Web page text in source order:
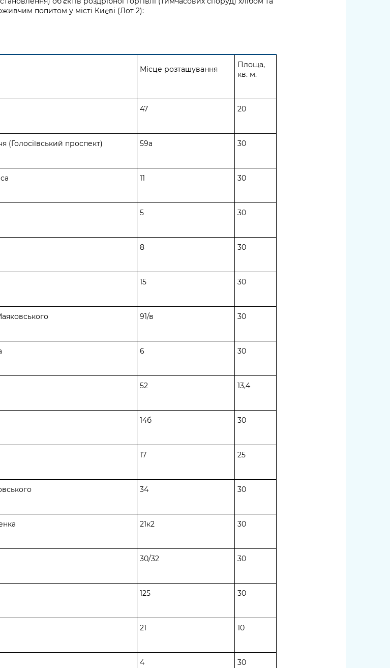
попитом у місті Києві (Лот 2):
Місце розташування
Площа,
кв. м.
47 20
(Голосіївський проспект) 59а 30
11 30
5 30
8 30
15 30
91/в 30
6 30
52 13,4
14б 30
17 25
34 30
21к2 30
30/32 30
125 30
21 10
4 30